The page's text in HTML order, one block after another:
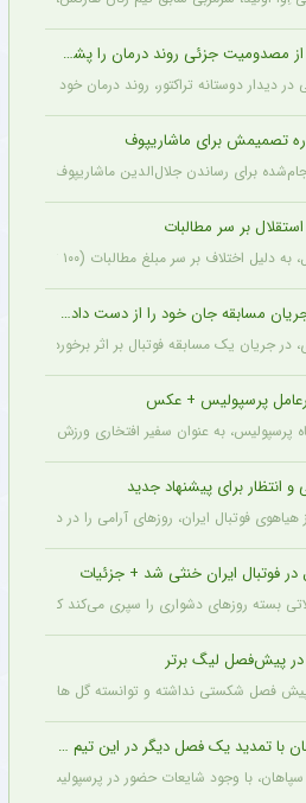
جزئی روند درمان را پشت سر گذاشت + عکس
دیدار دوستانه تراکتور، روند درمان خود را
تصمیمش برای ماشاریپوف
برای رساندن جلال‌الدین ماشاریپوف به
استقلال بر سر مطالبات
مطالبات (۱۰۰ تا ۲۰۰ هزار یورو) قصد شکایت از باشگاه را دارد.
پرسپولیس + عکس
پرسپولیس، به عنوان سفیر افتخاری ورزش چوگان
برای پیشنهاد جدید
هیاهوی فوتبال ایران، روزهای آرامی را در دبی
در فوتبال ایران خنثی شد + جزئیات
بسته روزهای دشواری را سپری می‌کند که در
پیش‌فصل لیگ برتر
فصل شکستی نداشته و توانسته گل های زیادی
یک فصل دیگر در این تیم ماند + عکس
با وجود شایعات حضور در پرسپولیس،